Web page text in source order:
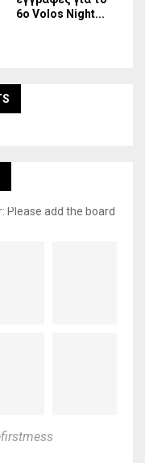
6ο Volos Night...
Please add the board